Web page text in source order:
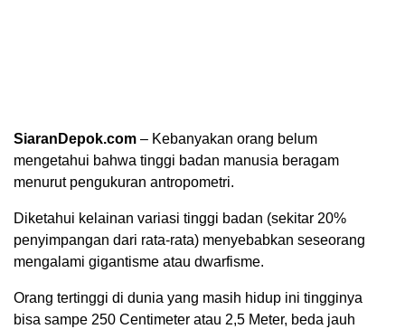
SiaranDepok.com – Kebanyakan orang belum
mengetahui bahwa tinggi badan manusia beragam
menurut pengukuran antropometri.
Diketahui kelainan variasi tinggi badan (sekitar 20%
penyimpangan dari rata-rata) menyebabkan seseorang
mengalami gigantisme atau dwarfisme.
Orang tertinggi di dunia yang masih hidup ini tingginya
bisa sampe 250 Centimeter atau 2,5 Meter, beda jauh